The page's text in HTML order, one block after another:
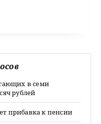
в семи
рублей
прибавка к пенсии